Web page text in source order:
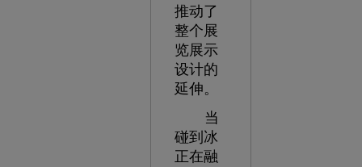
推动了
整个展
览展示
设计的
延伸。
当
碰到冰
正在融